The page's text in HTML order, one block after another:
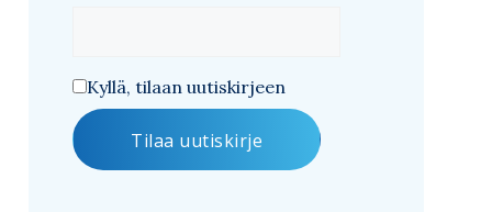
Kyllä, tilaan uutiskirjeen